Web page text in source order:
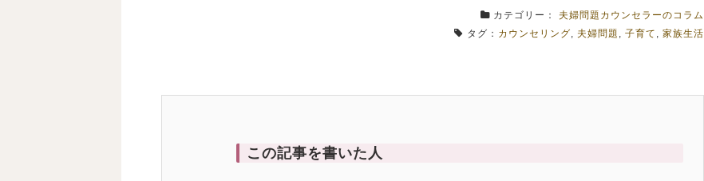
カテゴリー： 夫婦問題カウンセラーのコラム
タグ： カウンセリング 夫婦問題 子育て 家族生活
この記事を書いた人